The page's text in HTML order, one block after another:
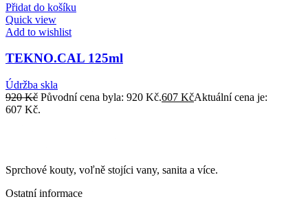
Přidat do košíku
Quick view
Add to wishlist
TEKNO.CAL 125ml
Údržba skla
920Kč Původní cena byla: 920 Kč.607 KčAktuální cena je:
607 Kč.
Sprchové kouty, voľně stojíci vany, sanita a více.
Ostatní informace